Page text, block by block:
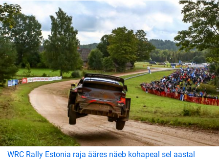
WRC Rally Estonia raja ääres näeb kohapeal sel aastal